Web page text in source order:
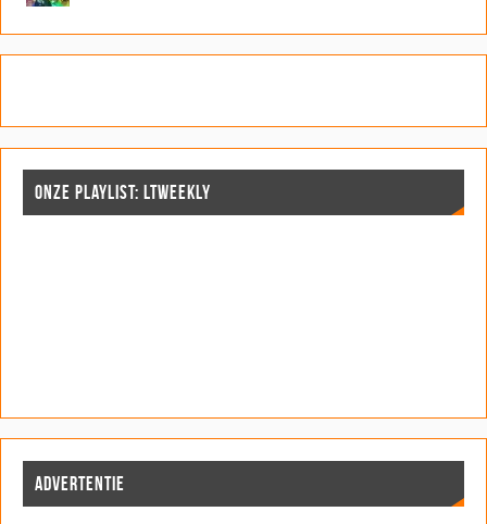
ONZE PLAYLIST: LTWEEKLY
ADVERTENTIE